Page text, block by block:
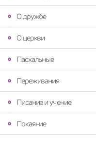
О дружбе
О церкви
Пасхальные
Переживания
Писание и учение
Покаяние